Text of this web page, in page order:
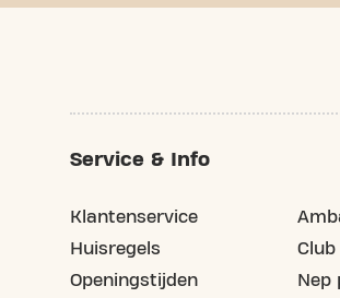
Service & Info
Klantenservice
Huisregels
Openingstijden
Club
Nep